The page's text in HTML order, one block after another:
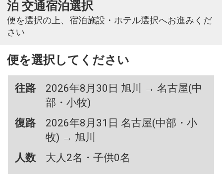
泊 交通宿泊選択
便を選択の上、宿泊施設・ホテル選択へお進みくだ
さい
便を選択してください
往路
2026年8月30日 旭川 → 名古屋(中
部・小牧)
復路
2026年8月31日 名古屋(中部・小
牧) → 旭川
人数
大人2名・子供0名